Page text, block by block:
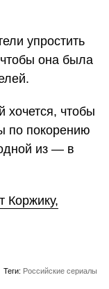
упростить
она была
чтобы
по покорению
из — в
Коржику,
Теги: Российские сериалы